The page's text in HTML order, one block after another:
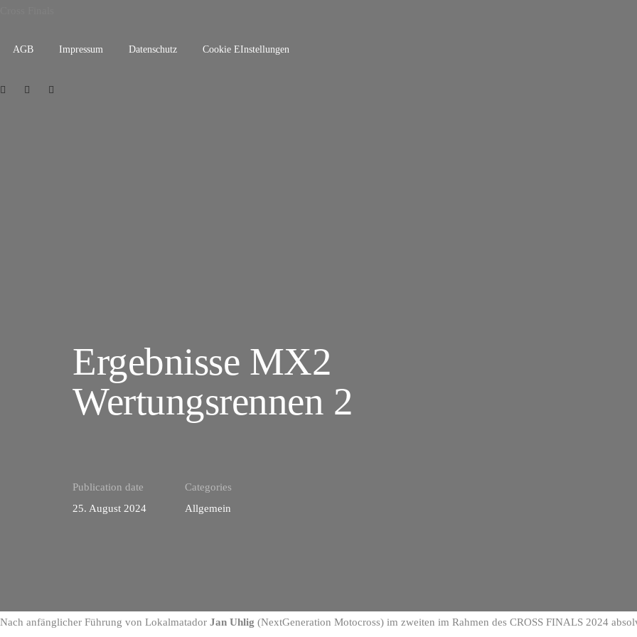
AGB Impressum Datenschutz Cookie EInstellungen
Ergebnisse MX2
Wertungsrennen 2
Publication date
25. August 2024
Categories
Allgemein
Nach anfänglicher Führung von Lokalmatador Jan Uhlig (NextGeneration Motocross) im zweiten im Rahmen des CROSS FINALS 2024